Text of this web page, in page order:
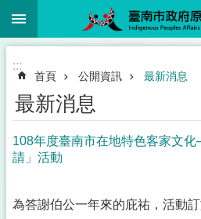
跳到主要內容區塊
:::
首頁 公開資訊 最新消息
最新消息
108年度臺南市在地特色客家文
請」活動
為答謝伯公一年來的庇祐，活動